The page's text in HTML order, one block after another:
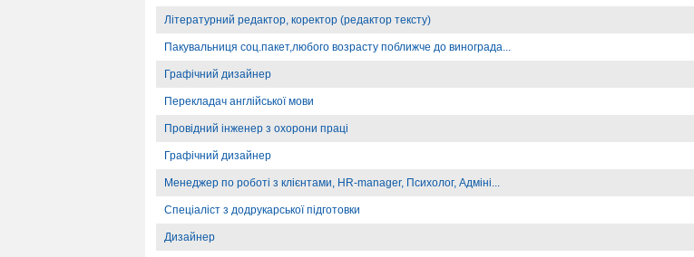
Літературний редактор, коректор (редактор тексту)
Пакувальниця соц.пакет,любого возрасту поближче до винограда...
Графічний дизайнер
Перекладач англійської мови
Провідний інженер з охорони праці
Графічний дизайнер
Менеджер по роботі з клієнтами, HR-manager, Психолог, Адміні...
Спеціаліст з додрукарської підготовки
Дизайнер